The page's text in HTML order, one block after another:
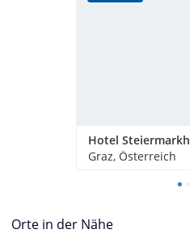
Graz, Österreich
Orte in der Nähe